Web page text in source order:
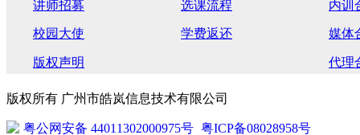
讲师招募
选课流程 内训
校园大使 学费返还 媒体
版权声明 代理
版权所有 广州市皓岚信息技术有限公司
粤公网安备 44011302000975号 粤ICP备08028958号